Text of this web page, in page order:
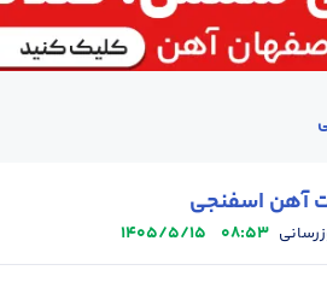
آهن اسفنجی
08:53
1405/5/15